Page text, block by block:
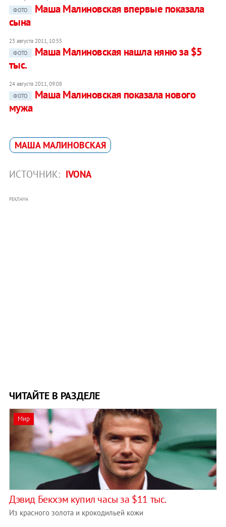
ФОТО
Маша Малиновская впервые показала
сына
23 августа 2011, 10:55
ФОТО
Маша Малиновская нашла няню за $5
тыс.
24 августа 2011, 09:08
ФОТО
Маша Малиновская показала нового
мужа
МАША МАЛИНОВСКАЯ
ИСТОЧНИК: IVONA
РЕКЛАМА
ЧИТАЙТЕ В РАЗДЕЛЕ
Мир
Дэвид Бекхэм купил часы за $11 тыс.
Из красного золота и крокодильей кожи